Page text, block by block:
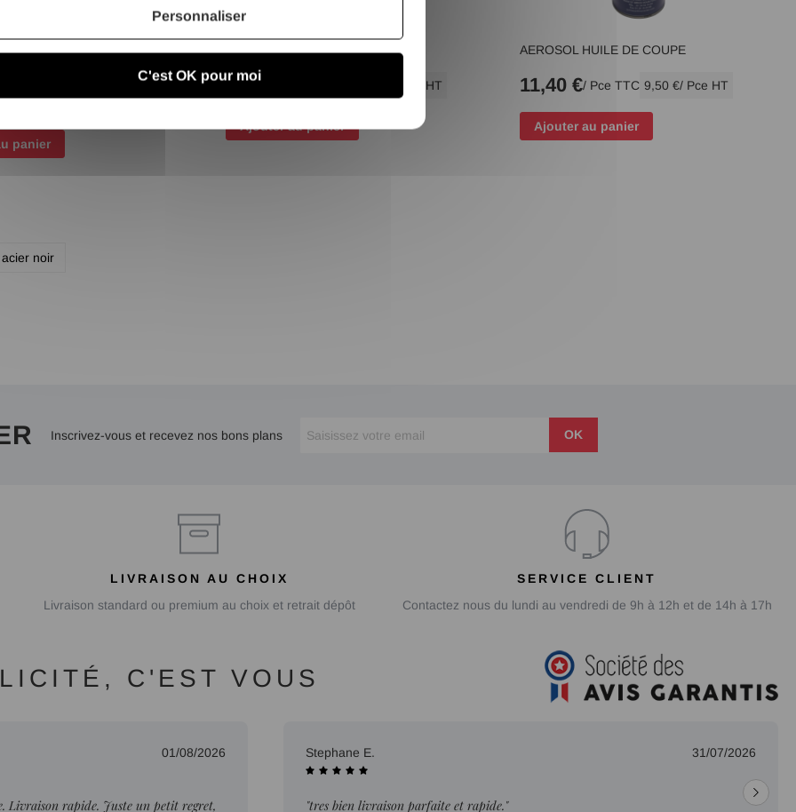
MULTI
Pce TTC 8,83 €/ Pce HT
panier
AEROSOL NETTOYANT METAUX
12,90 € / Pce HT
Ajouter au panier
AEROSOL HUILE DE COUPE
11,40 €/ Pce TTC 9,50 €/ Pce HT
Ajouter au panier
noir
Inscrivez-vous et recevez nos bons plans OK
LIVRAISON AU CHOIX
Livraison standard ou premium au choix et retrait dépôt
SERVICE CLIENT
Contactez nous du lundi au vendredi de 9h à 12h et de 14h à 17h
C'EST VOUS
01/08/2026
Livraison rapide. Juste un petit regret,
Stephane E. 31/07/2026
"tres bien livraison parfaite et rapide."
C'est OK pour moi
Personnaliser